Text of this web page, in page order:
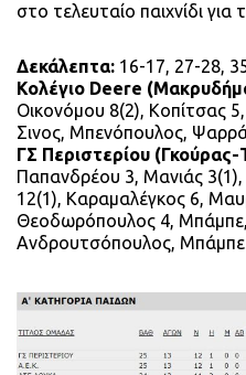
στο τελευταίο παιχνίδι για
Δεκάλεπτα: 16-17, 27-28,
Κολέγιο Deere
Οικονόμου 8(2), Κοπίτσας
Σινος, Μπενόπουλος,
ΓΣ Περιστερίου (Γκούρας-
Παπανδρέου 3, Μανιάς
12(1), Καραμαλέγκος 6,
Θεοδωρόπουλος 4,
Ανδρουτσόπουλος,